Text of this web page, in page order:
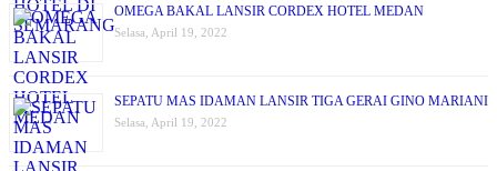
OMEGA BAKAL LANSIR CORDEX HOTEL MEDAN
Selasa, April 19, 2022
SEPATU MAS IDAMAN LANSIR TIGA GERAI GINO MARIANI
Selasa, April 19, 2022